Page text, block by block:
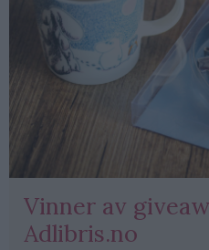
Vinner av
Adlibris.no